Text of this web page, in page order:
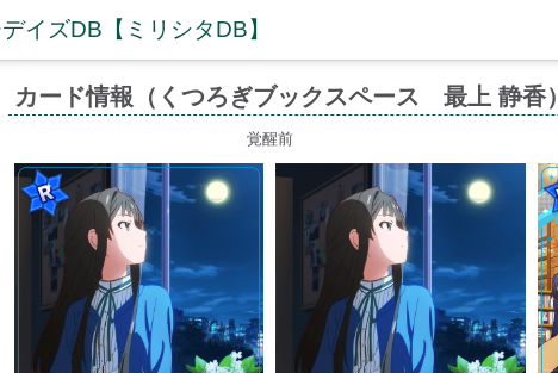
イズDB【ミリシタDB】
カード情報（くつろぎブックスペース 最上 静香）
覚醒前